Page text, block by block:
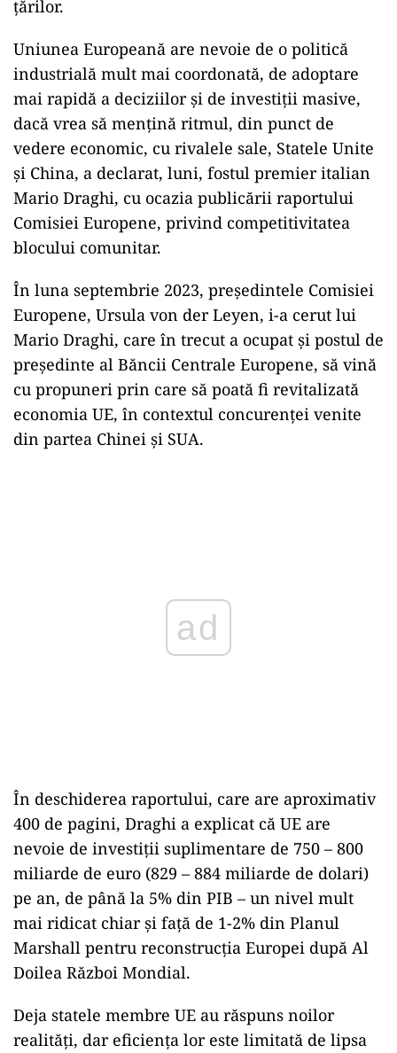
țărilor.
Uniunea Europeană are nevoie de o politică
industrială mult mai coordonată, de adoptare
mai rapidă a deciziilor şi de investiţii masive,
dacă vrea să menţină ritmul, din punct de
vedere economic, cu rivalele sale, Statele Unite
şi China, a declarat, luni, fostul premier italian
Mario Draghi, cu ocazia publicării raportului
Comisiei Europene, privind competitivitatea
blocului comunitar.
În luna septembrie 2023, preşedintele Comisiei
Europene, Ursula von der Leyen, i-a cerut lui
Mario Draghi, care în trecut a ocupat şi postul de
preşedinte al Băncii Centrale Europene, să vină
cu propuneri prin care să poată fi revitalizată
economia UE, în contextul concurenţei venite
din partea Chinei şi SUA.
ad
În deschiderea raportului, care are aproximativ
400 de pagini, Draghi a explicat că UE are
nevoie de investiţii suplimentare de 750 – 800
miliarde de euro (829 – 884 miliarde de dolari)
pe an, de până la 5% din PIB – un nivel mult
mai ridicat chiar şi faţă de 1-2% din Planul
Marshall pentru reconstrucţia Europei după Al
Doilea Război Mondial.
Deja statele membre UE au răspuns noilor
realităţi, dar eficienţa lor este limitată de lipsa